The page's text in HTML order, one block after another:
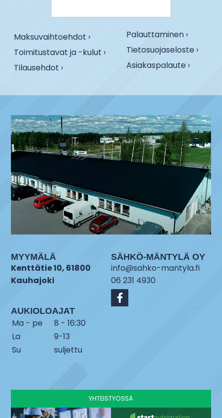
Maksuvaihtoehdot ›
Toimitustavat ja -kulut ›
Tilausehdot ›
Palauttaminen ›
Tietosuojaseloste ›
Asiakaspalaute ›
MYYMÄLÄ
Kenttätie 10, 61800
Kauhajoki
AUKIOLOAJAT
Ma - pe
8 - 16:30
La
9-13
Su
suljettu
SÄHKÖ-MÄNTYLÄ OY
info@sahko-mantyla.fi
06 231 4930
YHTEISTYÖSSÄ